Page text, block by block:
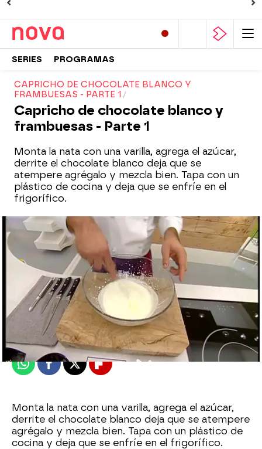
SERIES PROGRAMAS
CAPRICHO DE CHOCOLATE BLANCO Y
FRAMBUESAS - PARTE 1
Capricho de chocolate blanco y
frambuesas - Parte 1
Monta la nata con una varilla, agrega el azúcar,
derrite el chocolate blanco deja que se
atempere agrégalo y mezcla bien. Tapa con un
plástico de cocina y deja que se enfríe en el
frigorífico.
Nova
Publicado:17 de noviembre de 2010, 18:57
WhatsappFacebook
X Flipboard
Monta la nata con una varilla, agrega el azúcar,
derrite el chocolate blanco deja que se atempere
agrégalo y mezcla bien. Tapa con un plástico de
cocina y deja que se enfríe en el frigorífico.